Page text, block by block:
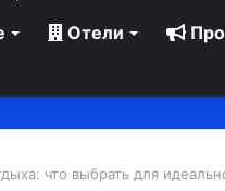
Отели
что выбрать для